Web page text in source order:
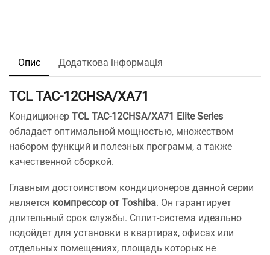
Опис Додаткова інформація
TCL TAC-12CHSA/XA71
Кондиционер TCL TAC-12CHSA/XA71 Elite Series
обладает оптимальной мощностью, множеством
набором функций и полезных программ, а также
качественной сборкой.
Главным достоинством кондиционеров данной серии
является компрессор от Toshiba. Он гарантирует
длительный срок службы. Сплит-система идеально
подойдет для установки в квартирах, офисах или
отдельных помещениях, площадь которых не